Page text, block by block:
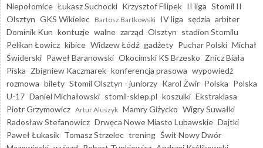
Niepołomice Łukasz Suchocki Krzysztof Filipek II liga Stomil II
Olsztyn GKS Wikielec Bartosz Bartkowski IV liga sędzia arbiter
Dominik Kun kontuzje walne zarząd Olsztyn stadion Stomilu
Pelikan Łowicz kibice Widzew Łódź gadżety Puchar Polski Michał
Świderski Paweł Baranowski Okocimski KS Brzesko Znicz Biała
Piska Zbigniew Kaczmarek konferencja prasowa wypowiedź
rozmowa bilety Stomil Olsztyn - juniorzy Karol Żwir Polska Polska
U-17 Daniel Michałowski stomil-sklep.pl koszulki Ekstraklasa
Piotr Grzymowicz Artur Aluszyk Mamry Giżycko Wigry Suwałki
Radosław Stefanowicz Drwęca Nowe Miasto Lubawskie Dajtki
Paweł Łukasik Tomasz Strzelec trening Świt Nowy Dwór